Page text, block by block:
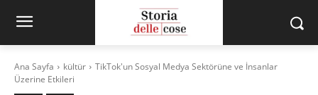
Ana Sayfa kültür
TikTok'un Sosyal Medya Sektörüne ve İnsanlar
Üzerine Etkileri